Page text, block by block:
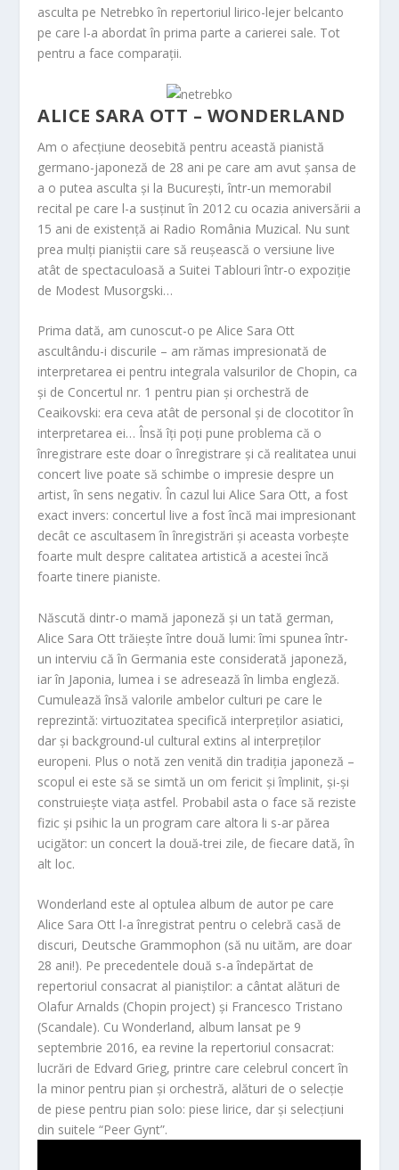
asculta pe Netrebko în repertoriul lirico-lejer belcanto
pe care l-a abordat în prima parte a carierei sale. Tot
pentru a face comparații.
ALICE SARA OTT – WONDERLAND
Am o afecțiune deosebită pentru această pianistă
germano-japoneză de 28 ani pe care am avut șansa de
a o putea asculta și la București, într-un memorabil
recital pe care l-a susținut în 2012 cu ocazia aniversării a
15 ani de existență ai Radio România Muzical. Nu sunt
prea mulți pianiștii care să reușească o versiune live
atât de spectaculoasă a Suitei Tablouri într-o expoziție
de Modest Musorgski…
Prima dată, am cunoscut-o pe Alice Sara Ott
ascultându-i discurile – am rămas impresionată de
interpretarea ei pentru integrala valsurilor de Chopin, ca
și de Concertul nr. 1 pentru pian și orchestră de
Ceaikovski: era ceva atât de personal și de clocotitor în
interpretarea ei… Însă îți poți pune problema că o
înregistrare este doar o înregistrare și că realitatea unui
concert live poate să schimbe o impresie despre un
artist, în sens negativ. În cazul lui Alice Sara Ott, a fost
exact invers: concertul live a fost încă mai impresionant
decât ce ascultasem în înregistrări și aceasta vorbește
foarte mult despre calitatea artistică a acestei încă
foarte tinere pianiste.
Născută dintr-o mamă japoneză și un tată german,
Alice Sara Ott trăiește între două lumi: îmi spunea într-
un interviu că în Germania este considerată japoneză,
iar în Japonia, lumea i se adresează în limba engleză.
Cumulează însă valorile ambelor culturi pe care le
reprezintă: virtuozitatea specifică interpreților asiatici,
dar și background-ul cultural extins al interpreților
europeni. Plus o notă zen venită din tradiția japoneză –
scopul ei este să se simtă un om fericit și împlinit, și-și
construiește viața astfel. Probabil asta o face să reziste
fizic și psihic la un program care altora li s-ar părea
ucigător: un concert la două-trei zile, de fiecare dată, în
alt loc.
Wonderland este al optulea album de autor pe care
Alice Sara Ott l-a înregistrat pentru o celebră casă de
discuri, Deutsche Grammophon (să nu uităm, are doar
28 ani!). Pe precedentele două s-a îndepărtat de
repertoriul consacrat al pianiștilor: a cântat alături de
Olafur Arnalds (Chopin project) și Francesco Tristano
(Scandale). Cu Wonderland, album lansat pe 9
septembrie 2016, ea revine la repertoriul consacrat:
lucrări de Edvard Grieg, printre care celebrul concert în
la minor pentru pian și orchestră, alături de o selecție
de piese pentru pian solo: piese lirice, dar și selecțiuni
din suitele “Peer Gynt”.